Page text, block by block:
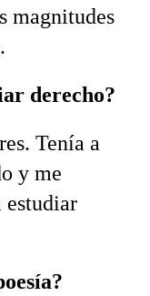
magnitudes
derecho?
Tenía a
y me
estudiar